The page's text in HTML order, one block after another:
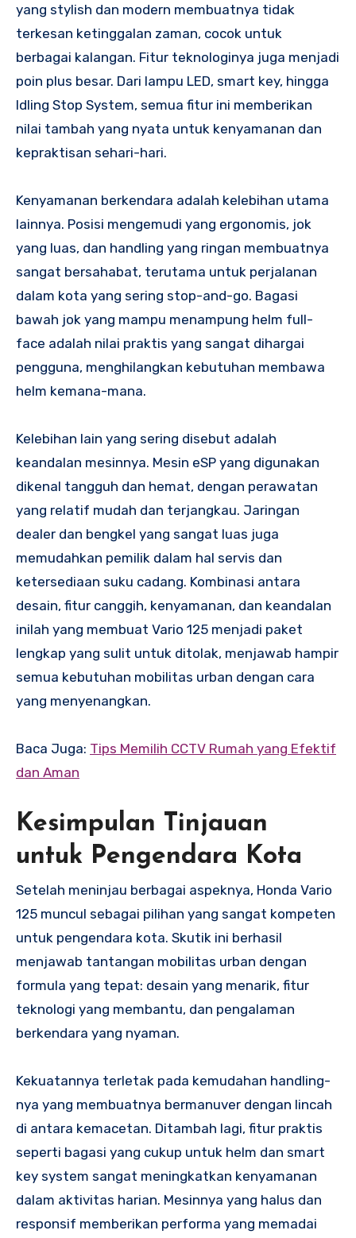
yang stylish dan modern membuatnya tidak
terkesan ketinggalan zaman, cocok untuk
berbagai kalangan. Fitur teknologinya juga menjadi
poin plus besar. Dari lampu LED, smart key, hingga
Idling Stop System, semua fitur ini memberikan
nilai tambah yang nyata untuk kenyamanan dan
kepraktisan sehari-hari.
Kenyamanan berkendara adalah kelebihan utama
lainnya. Posisi mengemudi yang ergonomis, jok
yang luas, dan handling yang ringan membuatnya
sangat bersahabat, terutama untuk perjalanan
dalam kota yang sering stop-and-go. Bagasi
bawah jok yang mampu menampung helm full-
face adalah nilai praktis yang sangat dihargai
pengguna, menghilangkan kebutuhan membawa
helm kemana-mana.
Kelebihan lain yang sering disebut adalah
keandalan mesinnya. Mesin eSP yang digunakan
dikenal tangguh dan hemat, dengan perawatan
yang relatif mudah dan terjangkau. Jaringan
dealer dan bengkel yang sangat luas juga
memudahkan pemilik dalam hal servis dan
ketersediaan suku cadang. Kombinasi antara
desain, fitur canggih, kenyamanan, dan keandalan
inilah yang membuat Vario 125 menjadi paket
lengkap yang sulit untuk ditolak, menjawab hampir
semua kebutuhan mobilitas urban dengan cara
yang menyenangkan.
Baca Juga: Tips Memilih CCTV Rumah yang Efektif
dan Aman
Kesimpulan Tinjauan
untuk Pengendara Kota
Setelah meninjau berbagai aspeknya, Honda Vario
125 muncul sebagai pilihan yang sangat kompeten
untuk pengendara kota. Skutik ini berhasil
menjawab tantangan mobilitas urban dengan
formula yang tepat: desain yang menarik, fitur
teknologi yang membantu, dan pengalaman
berkendara yang nyaman.
Kekuatannya terletak pada kemudahan handling-
nya yang membuatnya bermanuver dengan lincah
di antara kemacetan. Ditambah lagi, fitur praktis
seperti bagasi yang cukup untuk helm dan smart
key system sangat meningkatkan kenyamanan
dalam aktivitas harian. Mesinnya yang halus dan
responsif memberikan performa yang memadai